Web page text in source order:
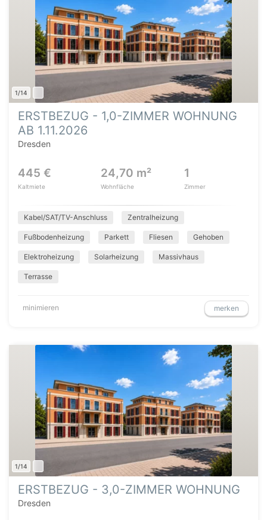
1/14
ERSTBEZUG - 1,0-ZIMMER WOHNUNG
AB 1.11.2026
Dresden
445 €
Kaltmiete
24,70 m²
Wohnfläche
1
Zimmer
Kabel/SAT/TV-Anschluss Zentralheizung
Fußbodenheizung Parkett Fliesen Gehoben
Elektroheizung Solarheizung Massivhaus
Terrasse
minimieren merken
1/14
ERSTBEZUG - 3,0-ZIMMER WOHNUNG
Dresden